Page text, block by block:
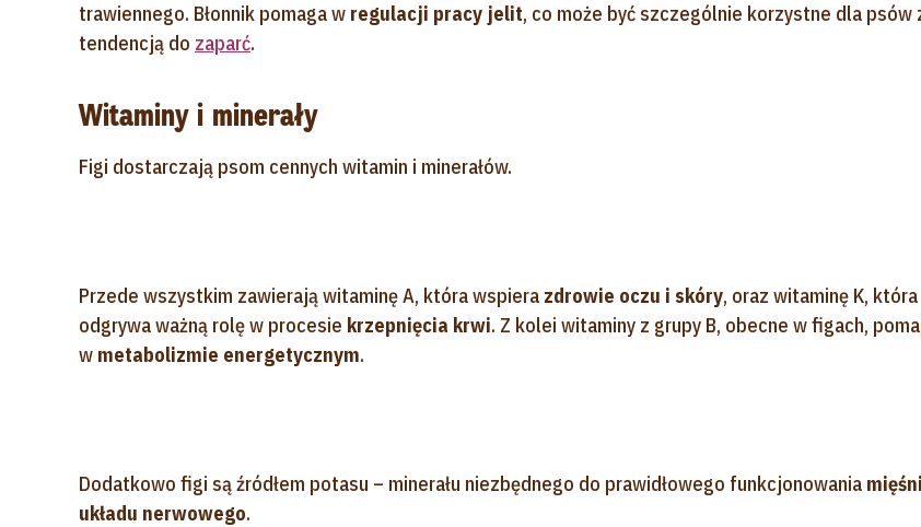
trawiennego. Błonnik pomaga w regulacji pracy jelit, co może być szczególnie korzystne dla psów
tendencją do zaparć.
Witaminy i minerały
Figi dostarczają psom cennych witamin i minerałów.
Przede wszystkim zawierają witaminę A, która wspiera zdrowie oczu i skóry, oraz witaminę K, która
odgrywa ważną rolę w procesie krzepnięcia krwi. Z kolei witaminy z grupy B, obecne w figach,
w metabolizmie energetycznym.
Dodatkowo figi są źródłem potasu – minerału niezbędnego do prawidłowego funkcjonowania
układu nerwowego.